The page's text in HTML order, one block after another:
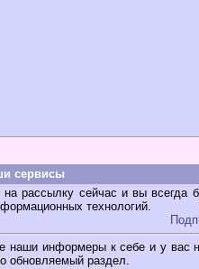
сервисы
на рассылку сейчас и вы всегда
технологий.
наши информеры к себе и у вас
обновляемый раздел.